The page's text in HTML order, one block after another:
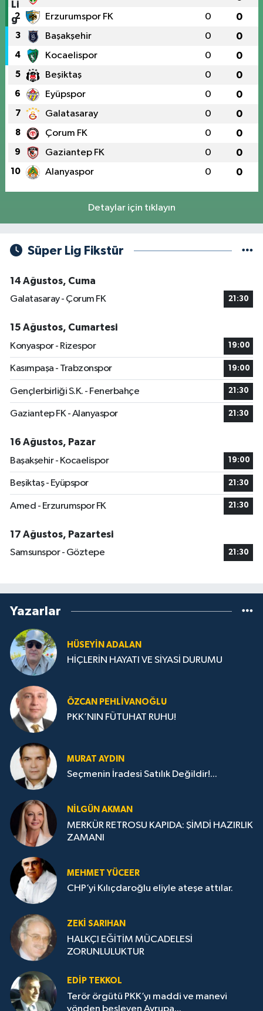
2 Erzurumspor FK 0 0
3 Başakşehir 0 0
4 Kocaelispor 0 0
5 Beşiktaş 0 0
6 Eyüpspor 0 0
7 Galatasaray 0 0
8 Çorum FK 0 0
9 Gaziantep FK 0 0
10 Alanyaspor 0 0
Detaylar için tıklayın
Süper Lig Fikstür
14 Ağustos, Cuma
Galatasaray - Çorum FK
21:30
15 Ağustos, Cumartesi
Konyaspor - Rizespor
19:00
Kasımpaşa - Trabzonspor 19:00
Gençlerbirliği S.K. - Fenerbahçe 21:30
Gaziantep FK - Alanyaspor 21:30
16 Ağustos, Pazar
Başakşehir - Kocaelispor
19:00
Beşiktaş - Eyüpspor 21:30
Amed - Erzurumspor FK 21:30
17 Ağustos, Pazartesi
Samsunspor - Göztepe
21:30
Yazarlar
HÜSEYIN ADALAN
HİÇLERİN HAYATI VE SİYASİ DURUMU
ÖZCAN PEHLIVANOĞLU
PKK’NIN FÜTUHAT RUHU!
MURAT AYDIN
Seçmenin İradesi Satılık Değildir!...
NILGÜN AKMAN
MERKÜR RETROSU KAPIDA: ŞİMDİ HAZIRLIK
ZAMANI
MEHMET YÜCEER
CHP’yi Kılıçdaroğlu eliyle ateşe attılar.
ZEKI SARIHAN
HALKÇI EĞİTİM MÜCADELESİ
ZORUNLULUKTUR
EDIP TEKKOL
Terör örgütü PKK’yı maddi ve manevi
yönden besleyen Avrupa...